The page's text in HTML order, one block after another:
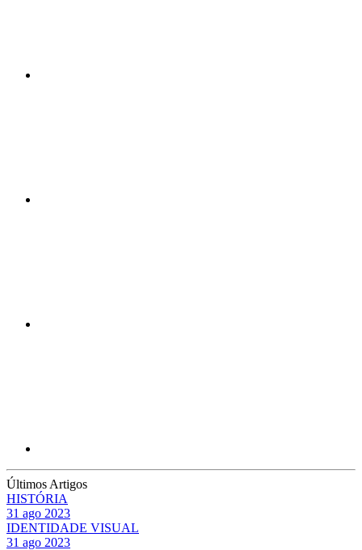
Últimos Artigos
HISTÓRIA
31 ago 2023
IDENTIDADE VISUAL
31 ago 2023